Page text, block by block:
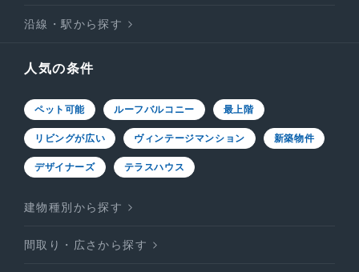
沿線・駅から探す
人気の条件
ペット可能 ルーフバルコニー 最上階
リビングが広い ヴィンテージマンション 新築物件
デザイナーズ テラスハウス
建物種別から探す
間取り・広さから探す